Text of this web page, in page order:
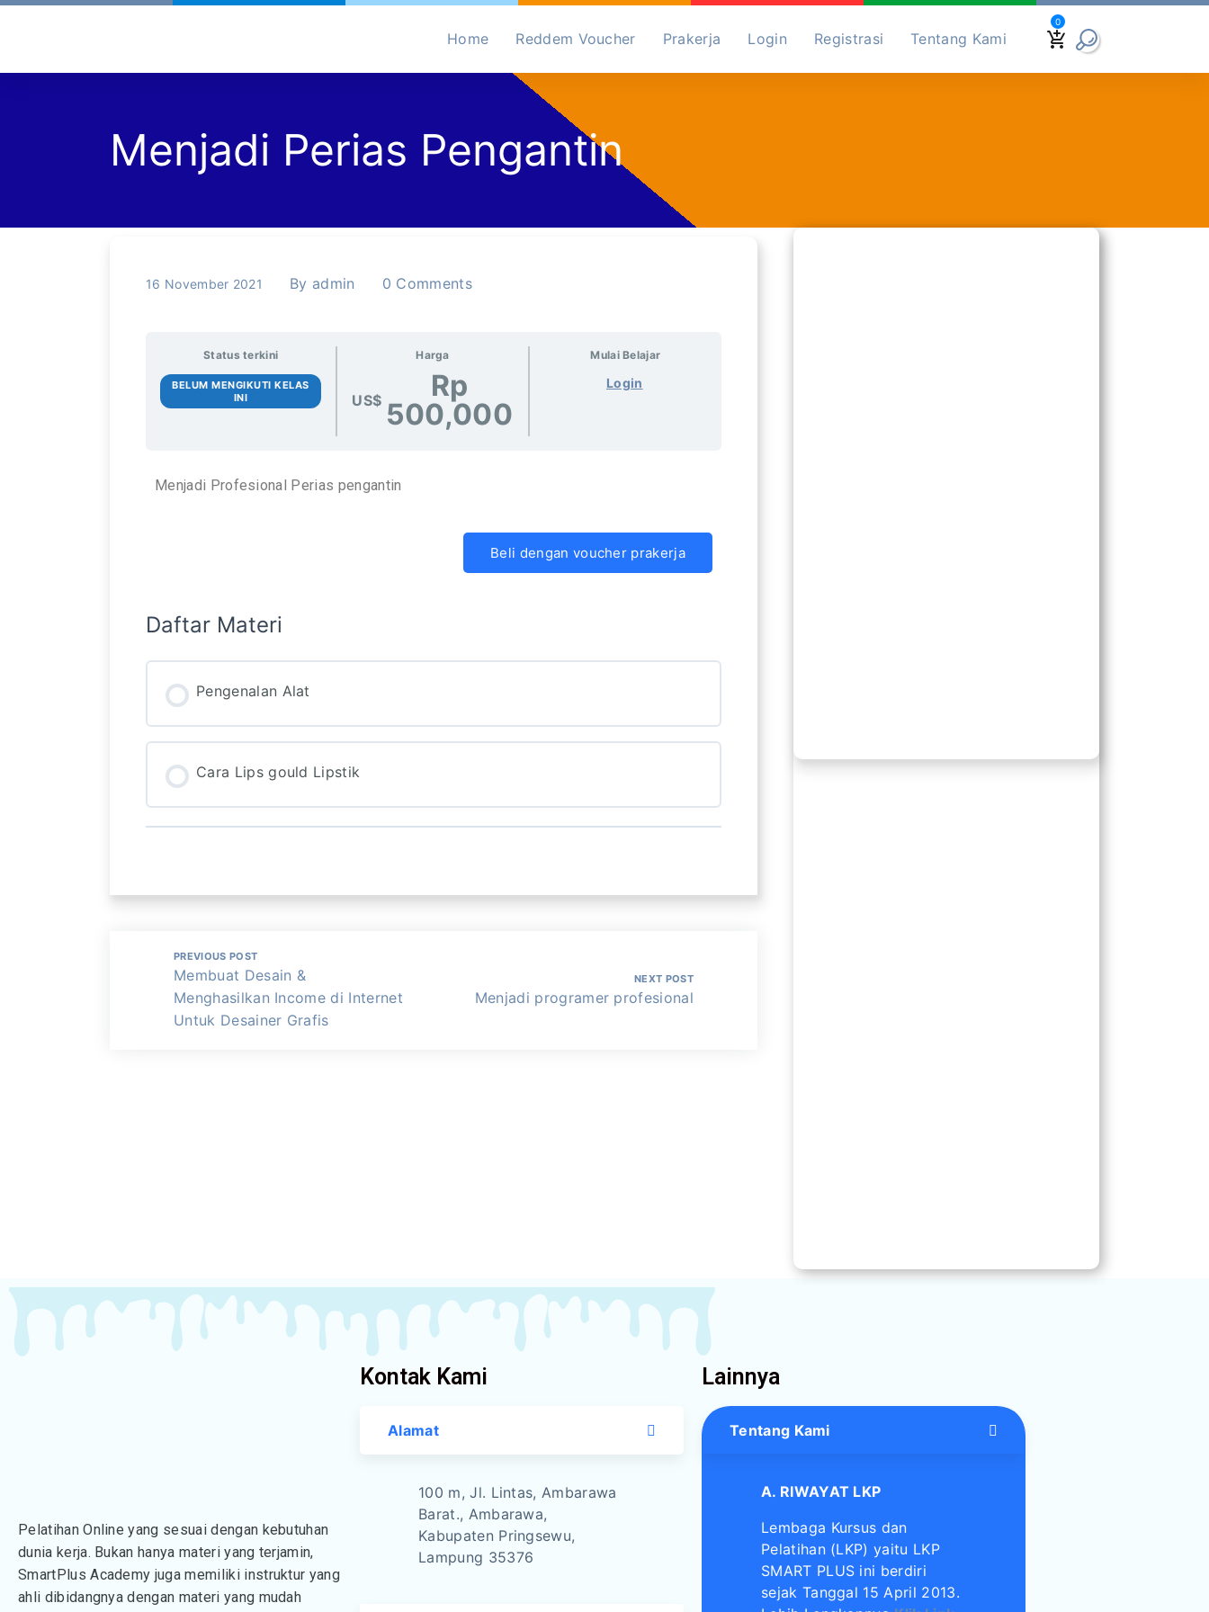
Home Reddem Voucher Prakerja Login Registrasi Tentang Kami
0
Menjadi Perias Pengantin
16 November 2021 By admin 0 Comments
Status terkini
BELUM MENGIKUTI KELAS
INI
Harga
US$
Rp
500,000
Mulai Belajar
Login
Menjadi Profesional Perias pengantin
Beli dengan voucher prakerja
Daftar Materi
Pengenalan Alat
Cara Lips gould Lipstik
PREVIOUS POST
Membuat Desain &
Menghasilkan Income di Internet
Untuk Desainer Grafis
NEXT POST
Menjadi programer profesional
Pelatihan Online yang sesuai dengan kebutuhan
dunia kerja. Bukan hanya materi yang terjamin,
SmartPlus Academy juga memiliki instruktur yang
ahli dibidangnya dengan materi yang mudah
Kontak Kami
Alamat
100 m, Jl. Lintas, Ambarawa
Barat., Ambarawa,
Kabupaten Pringsewu,
Lampung 35376
Lainnya
Tentang Kami
A. RIWAYAT LKP
Lembaga Kursus dan
Pelatihan (LKP) yaitu LKP
SMART PLUS ini berdiri
sejak Tanggal 15 April 2013.